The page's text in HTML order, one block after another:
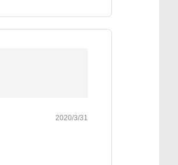
2020/3/31